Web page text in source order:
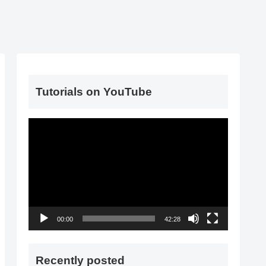
Tutorials on YouTube
ヤ
00:00 42:28
Recently posted